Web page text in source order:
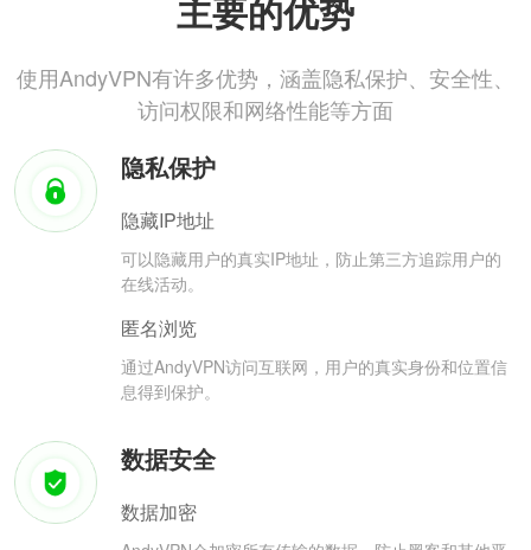
主要的优势
使用AndyVPN有许多优势，涵盖隐私保护、安全性、
访问权限和网络性能等方面
隐私保护
隐藏IP地址
可以隐藏用户的真实IP地址，防止第三方追踪用户的
在线活动。
匿名浏览
通过AndyVPN访问互联网，用户的真实身份和位置信
息得到保护。
数据安全
数据加密